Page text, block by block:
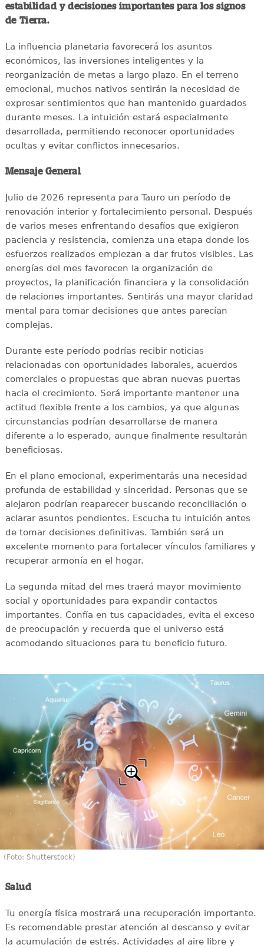
estabilidad y decisiones importantes para los signos
de Tierra.
La influencia planetaria favorecerá los asuntos
económicos, las inversiones inteligentes y la
reorganización de metas a largo plazo. En el terreno
emocional, muchos nativos sentirán la necesidad de
expresar sentimientos que han mantenido guardados
durante meses. La intuición estará especialmente
desarrollada, permitiendo reconocer oportunidades
ocultas y evitar conflictos innecesarios.
Mensaje General
Julio de 2026 representa para Tauro un período de
renovación interior y fortalecimiento personal. Después
de varios meses enfrentando desafíos que exigieron
paciencia y resistencia, comienza una etapa donde los
esfuerzos realizados empiezan a dar frutos visibles. Las
energías del mes favorecen la organización de
proyectos, la planificación financiera y la consolidación
de relaciones importantes. Sentirás una mayor claridad
mental para tomar decisiones que antes parecían
complejas.
Durante este período podrías recibir noticias
relacionadas con oportunidades laborales, acuerdos
comerciales o propuestas que abran nuevas puertas
hacia el crecimiento. Será importante mantener una
actitud flexible frente a los cambios, ya que algunas
circunstancias podrían desarrollarse de manera
diferente a lo esperado, aunque finalmente resultarán
beneficiosas.
En el plano emocional, experimentarás una necesidad
profunda de estabilidad y sinceridad. Personas que se
alejaron podrían reaparecer buscando reconciliación o
aclarar asuntos pendientes. Escucha tu intuición antes
de tomar decisiones definitivas. También será un
excelente momento para fortalecer vínculos familiares y
recuperar armonía en el hogar.
La segunda mitad del mes traerá mayor movimiento
social y oportunidades para expandir contactos
importantes. Confía en tus capacidades, evita el exceso
de preocupación y recuerda que el universo está
acomodando situaciones para tu beneficio futuro.
(Foto: Shutterstock)
Salud
Tu energía física mostrará una recuperación importante.
Es recomendable prestar atención al descanso y evitar
la acumulación de estrés. Actividades al aire libre y